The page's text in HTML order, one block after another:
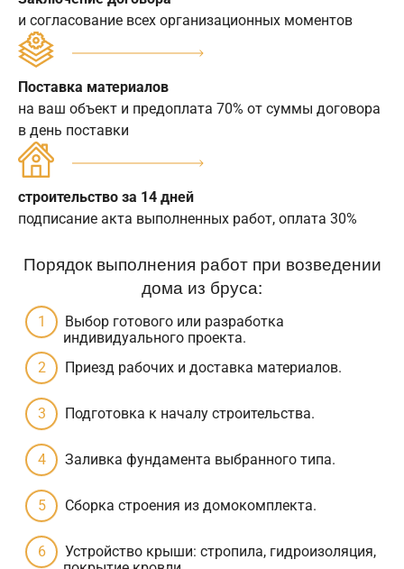
и согласование всех организационных моментов
Поставка материалов
на ваш объект и предоплата 70% от суммы договора
в день поставки
строительство за 14 дней
подписание акта выполненных работ, оплата 30%
Порядок выполнения работ при возведении
дома из бруса:
Выбор готового или разработка
индивидуального проекта.
Приезд рабочих и доставка материалов.
Подготовка к началу строительства.
Заливка фундамента выбранного типа.
Сборка строения из домокомплекта.
Устройство крыши: стропила, гидроизоляция,